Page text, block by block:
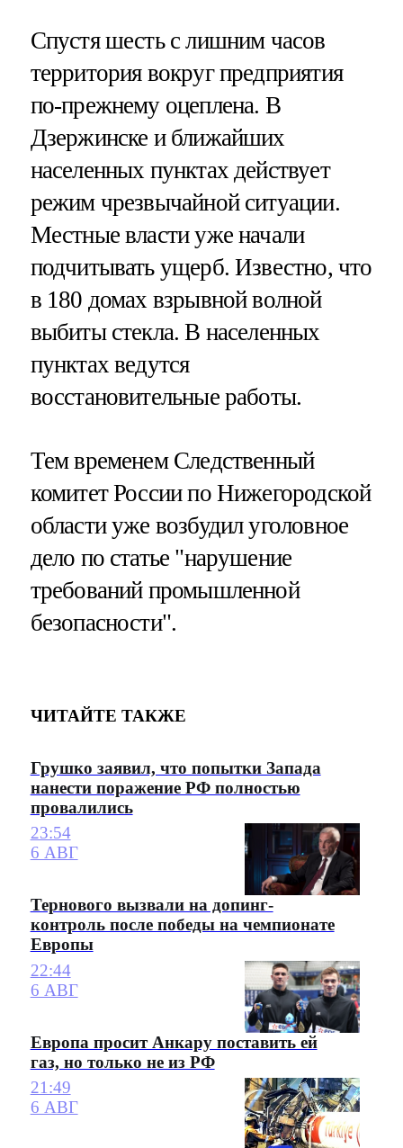
Спустя шесть с лишним часов
территория вокруг предприятия
по-прежнему оцеплена. В
Дзержинске и ближайших
населенных пунктах действует
режим чрезвычайной ситуации.
Местные власти уже начали
подчитывать ущерб. Известно, что
в 180 домах взрывной волной
выбиты стекла. В населенных
пунктах ведутся
восстановительные работы.
Тем временем Следственный
комитет России по Нижегородской
области уже возбудил уголовное
дело по статье "нарушение
требований промышленной
безопасности".
ЧИТАЙТЕ ТАКЖЕ
Грушко заявил, что попытки Запада
нанести поражение РФ полностью
провалились
23:54
6 АВГ
Тернового вызвали на допинг-
контроль после победы на чемпионате
Европы
22:44
6 АВГ
Европа просит Анкару поставить ей
газ, но только не из РФ
21:49
6 АВГ